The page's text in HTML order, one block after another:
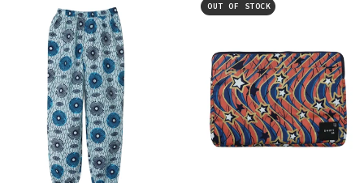
OUT OF STOCK